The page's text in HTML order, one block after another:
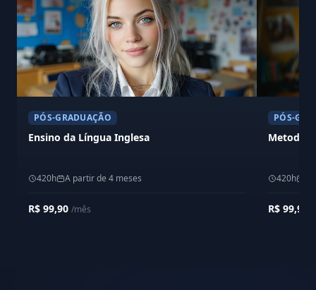
PÓS-GRADUAÇÃO
Ensino da Língua Inglesa
420h A partir de 4 meses
R$ 99,90 /mês
PÓS-
420h
R$ 99,90